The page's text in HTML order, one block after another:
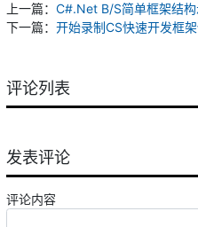
上一篇： C#.Net B/S简单框架结
下一篇： 开始录制CS快速开发框
评论列表
发表评论
评论内容